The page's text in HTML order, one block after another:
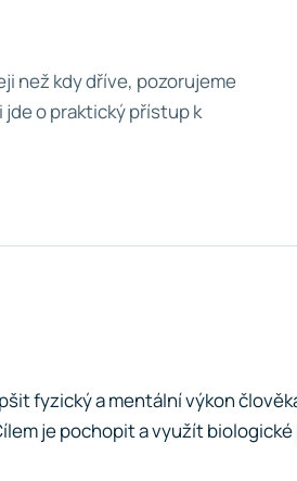
než kdy dříve, pozorujeme
o praktický přístup k
fyzický a mentální výkon
je pochopit a využít